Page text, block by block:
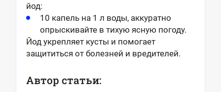
йод:
10 капель на 1 л воды, аккуратно
опрыскивайте в тихую ясную погоду.
Йод укрепляет кусты и помогает
защититься от болезней и вредителей.
Автор статьи: